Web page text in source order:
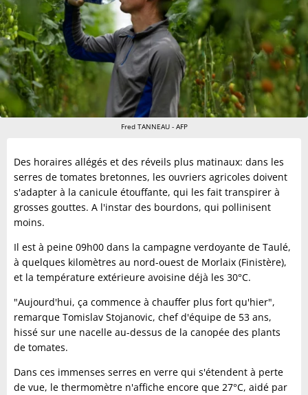
Fred TANNEAU - AFP
Des horaires allégés et des réveils plus matinaux: dans les
serres de tomates bretonnes, les ouvriers agricoles doivent
s'adapter à la canicule étouffante, qui les fait transpirer à
grosses gouttes. A l'instar des bourdons, qui pollinisent
moins.
Il est à peine 09h00 dans la campagne verdoyante de Taulé,
à quelques kilomètres au nord-ouest de Morlaix (Finistère),
et la température extérieure avoisine déjà les 30°C.
"Aujourd'hui, ça commence à chauffer plus fort qu'hier",
remarque Tomislav Stojanovic, chef d'équipe de 53 ans,
hissé sur une nacelle au-dessus de la canopée des plants
de tomates.
Dans ces immenses serres en verre qui s'étendent à perte
de vue, le thermomètre n'affiche encore que 27°C, aidé par